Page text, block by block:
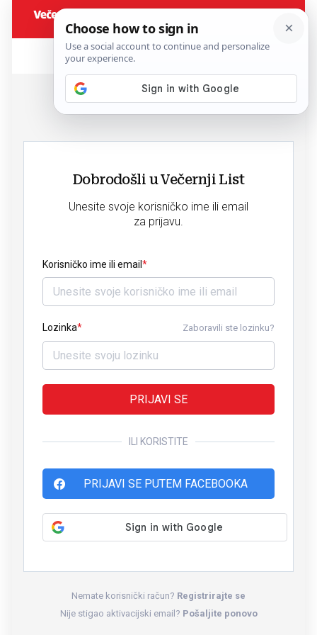
Dobrodošli u Večernji List
Unesite svoje korisničko ime ili email
za prijavu.
Korisničko ime ili email
Lozinka Zaboravili ste lozinku?
PRIJAVI SE
ILI KORISTITE
PRIJAVI SE PUTEM FACEBOOKA
Nemate korisnički račun? Registrirajte se
Nije stigao aktivacijski email? Pošaljite ponovo